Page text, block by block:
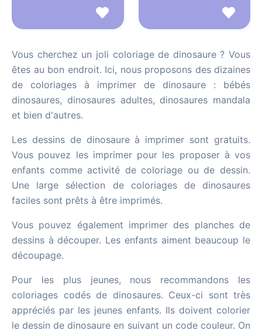
Vous cherchez un joli coloriage de dinosaure ? Vous
êtes au bon endroit. Ici, nous proposons des dizaines
de coloriages à imprimer de dinosaure : bébés
dinosaures, dinosaures adultes, dinosaures mandala
et bien d'autres.
Les dessins de dinosaure à imprimer sont gratuits.
Vous pouvez les imprimer pour les proposer à vos
enfants comme activité de coloriage ou de dessin.
Une large sélection de coloriages de dinosaures
faciles sont prêts à être imprimés.
Vous pouvez également imprimer des planches de
dessins à découper. Les enfants aiment beaucoup le
découpage.
Pour les plus jeunes, nous recommandons les
coloriages codés de dinosaures. Ceux-ci sont très
appréciés par les jeunes enfants. Ils doivent colorier
le dessin de dinosaure en suivant un code couleur. On